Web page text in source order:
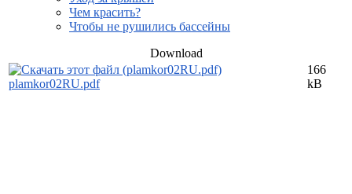
Чем красить?
Чтобы не рушились бассейны
Download
plamkor02RU.pdf
166
kB